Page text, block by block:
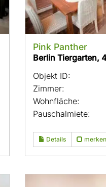
Pink Panther
Berlin Tiergarten,
Objekt ID:
Zimmer:
Wohnfläche:
Pauschalmiete:
Details merken